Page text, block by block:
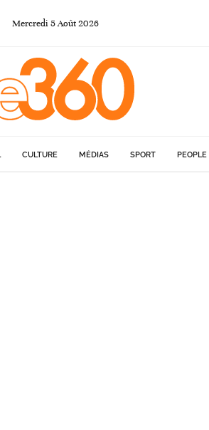
Mercredi 5Août2026
CULTURE MÉDIAS SPORT PEOPLE